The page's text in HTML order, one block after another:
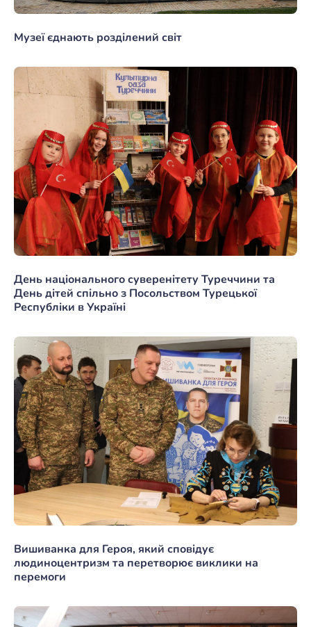
Музеї єднають розділений світ
День національного суверенітету Туреччини та
День дітей спільно з Посольством Турецької
Республіки в Україні
Вишиванка для Героя, який сповідує
людиноцентризм та перетворює виклики на
перемоги